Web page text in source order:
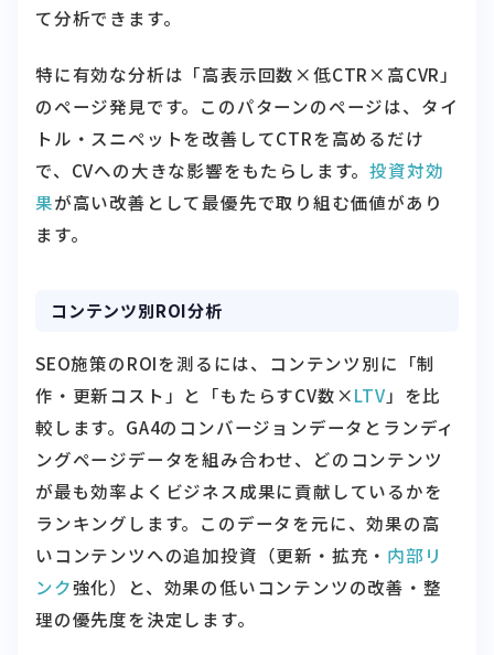
て分析できます。
特に有効な分析は「高表示回数×低CTR×高CVR」
のページ発見です。このパターンのページは、タイ
トル・スニペットを改善してCTRを高めるだけ
で、CVへの大きな影響をもたらします。投資対効
果が高い改善として最優先で取り組む価値があり
ます。
コンテンツ別ROI分析
SEO施策のROIを測るには、コンテンツ別に「制
作・更新コスト」と「もたらすCV数×LTV 」を比
較します。GA4のコンバージョンデータとランディ
ングページデータを組み合わせ、どのコンテンツ
が最も効率よくビジネス成果に貢献しているかを
ランキングします。このデータを元に、効果の高
いコンテンツへの追加投資（更新・拡充・ 内部リ
ンク強化）と、効果の低いコンテンツの改善・整
理の優先度を決定します。